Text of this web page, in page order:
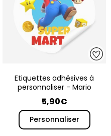
Etiquettes adhésives à
personnaliser - Mario
5,90€
Personnaliser